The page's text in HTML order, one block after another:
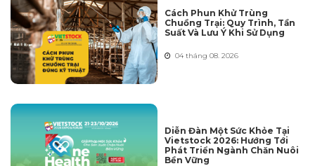
Cách Phun Khử Trùng
Chuồng Trại: Quy Trình, Tần
Suất Và Lưu Ý Khi Sử Dụng
04 tháng 08. 2026
Diễn Đàn Một Sức Khỏe Tại
Vietstock 2026: Hướng Tới
Phát Triển Ngành Chăn Nuôi
Bền Vững